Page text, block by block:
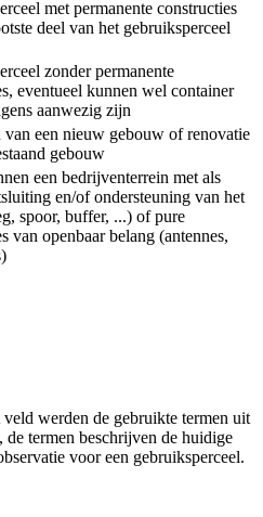
met permanente constructies
deel van het gebruiksperceel
zonder permanente
eventueel kunnen wel container
aanwezig zijn
van een nieuw gebouw of renovatie
gebouw
een bedrijventerrein met als
en/of ondersteuning van het
spoor, buffer, ...) of pure
van openbaar belang (antennes,
werden de gebruikte termen uit
de termen beschrijven de huidige
voor een gebruiksperceel.